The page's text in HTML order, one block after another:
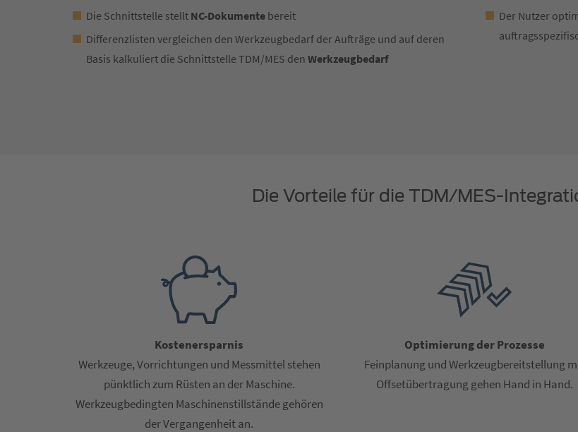
Die Schnittstelle stellt NC-Dokumente bereit
Differenzlisten vergleichen den Werkzeugbedarf der Aufträge und auf deren
Basis kalkuliert die Schnittstelle TDM/MES den Werkzeugbedarf
Der Nutzer
Die Vorteile für die TDM/MES-
Kostenersparnis
Werkzeuge, Vorrichtungen und Messmittel stehen
pünktlich zum Rüsten an der Maschine.
Werkzeugbedingten Maschinenstillstände gehören
der Vergangenheit an.
Optimierung der Prozesse
Feinplanung und Werkzeugbereitstellung
Offsetübertragung gehen Hand in Hand.